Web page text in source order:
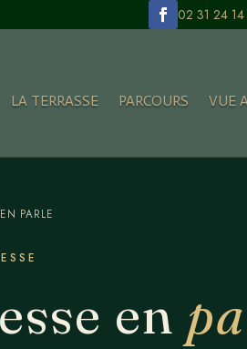
02 31 24
LA TERRASSE PARCOURS VUE
PARLE
en